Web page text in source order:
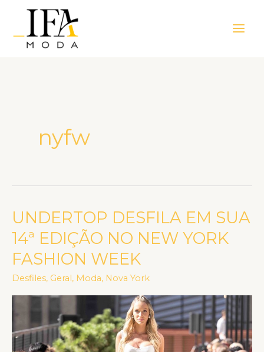
Menu
nyfw
UNDERTOP DESFILA EM SUA
14ª EDIÇÃO NO NEW YORK
FASHION WEEK
Desfiles, Geral , Moda, Nova York
UNDERTOP
DESFILA
EM
SUA
14ª
EDIÇÃO
YORK
FASHION